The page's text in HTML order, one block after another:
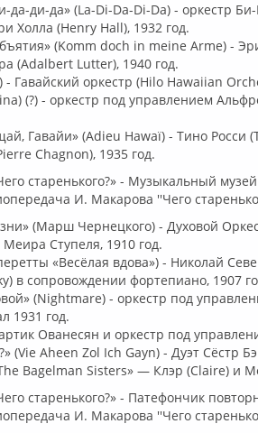
да-ди-да» (La-Di-Da-Di-Da) - оркестр
Холла (Henry Hall), 1932 год.
(Komm doch in meine Arme) -
(Adalbert Lutter), 1940 год.
- Гавайский оркестр (Hilo Hawaiian
(?) - оркестр под управлением
Гавайи» (Adieu Hawaï) - Тино Росси
Chagnon), 1935 год.
старенького?» - Музыкальный
И. Макарова ''Чего
(Марш Чернецкого) - Духовой
Ступеля, 1910 год.
«Весёлая вдова») - Николай
в сопровождении фортепиано, 1907
(Nightmare) - оркестр под
1931 год.
Ованесян и оркестр под
(Vie Aheen Zol Ich Gayn) - Дуэт Сёстр
Bagelman Sisters» — Клэр (Claire) и
старенького?» - Патефончик
И. Макарова ''Чего